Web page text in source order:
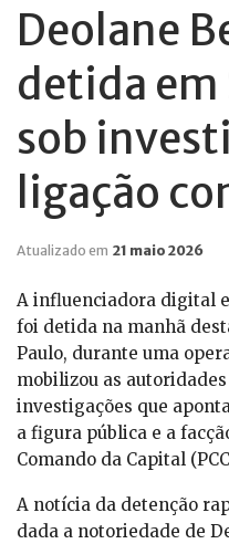
Deolane
detida em
sob
ligação
Atualizado em 21 maio 2026
A influenciadora digital
foi detida na manhã
Paulo, durante uma
mobilizou as
investigações que
a figura pública e a
Comando da Capital
A notícia da detenção
dada a notoriedade de